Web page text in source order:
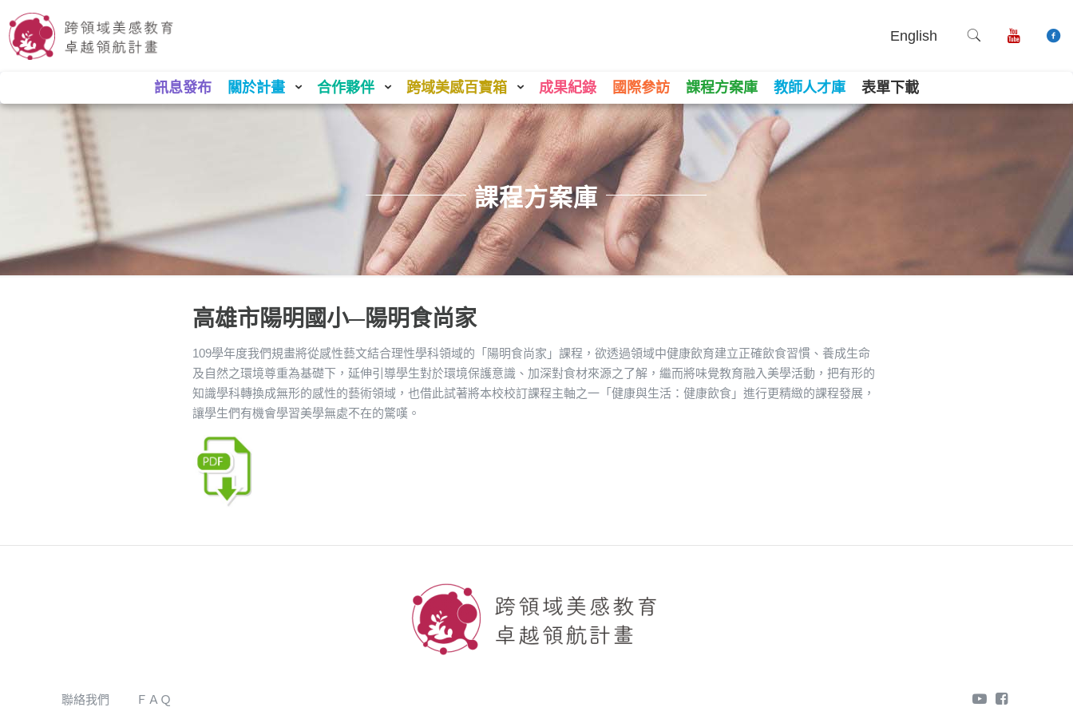
English
訊息發布 關於計畫 合作夥伴 跨域美感百寶箱 成果紀錄 國際參訪 課程方案庫 教師人才庫 表單下載
課程方案庫
高雄市陽明國小─陽明食尚家
109學年度我們規畫將從感性藝文結合理性學科領域的「陽明食尚家」課程，欲透過領域中健康飲育建立正確飲食習慣、養成生命
及自然之環境尊重為基礎下，延伸引導學生對於環境保護意識、加深對食材來源之了解，繼而將味覺教育融入美學活動，把有形的
知識學科轉換成無形的感性的藝術領域，也借此試著將本校校訂課程主軸之一「健康與生活：健康飲食」進行更精緻的課程發展，
讓學生們有機會學習美學無處不在的驚嘆。
聯絡我們 ＦＡＱ facebook
youtube